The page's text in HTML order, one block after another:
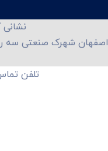
نشانی
اصفهان شهرک صنعتی سه
تلفن تماس: